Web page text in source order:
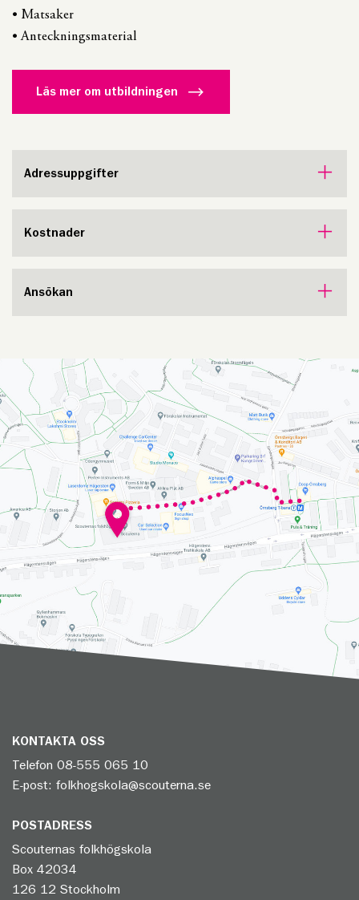
• Matsaker
• Anteckningsmaterial
Läs mer om utbildningen
Adressuppgifter
Kostnader
Ansökan
KONTAKTA OSS
Telefon 08-555 065 10
E-post: folkhogskola@scouterna.se
POSTADRESS
Scouternas folkhögskola
Box 42034
126 12 Stockholm